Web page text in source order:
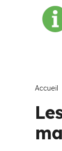
Accueil